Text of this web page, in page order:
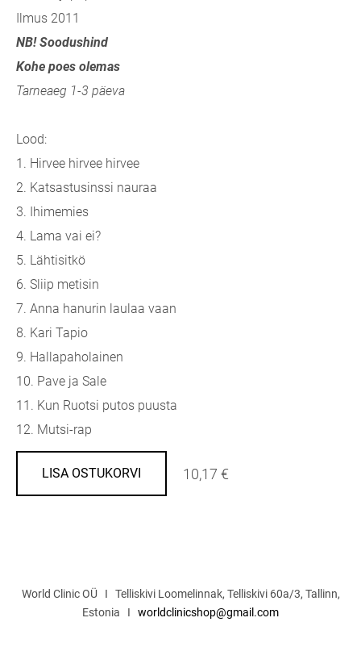
Ilmus 2011
NB! Soodushind
Kohe poes olemas
Tarneaeg 1-3 päeva
Lood:
1. Hirvee hirvee hirvee
2. Katsastusinssi nauraa
3. Ihimemies
4. Lama vai ei?
5. Lähtisitkö
6. Sliip metisin
7. Anna hanurin laulaa vaan
8. Kari Tapio
9. Hallapaholainen
10. Pave ja Sale
11. Kun Ruotsi putos puusta
12. Mutsi-rap
LISA OSTUKORVI 10,17 €
World Clinic OÜ I Telliskivi Loomelinnak, Telliskivi 60a/3, Tallinn,
Estonia I worldclinicshop@gmail.com